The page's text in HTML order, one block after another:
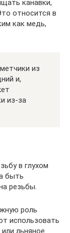
канавки,
относится в
как медь,
из
и,
из-за
в глухом
быть
резьбы.
роль
использовать
льняное